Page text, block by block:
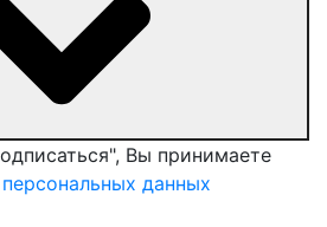
Вы принимаете
данных